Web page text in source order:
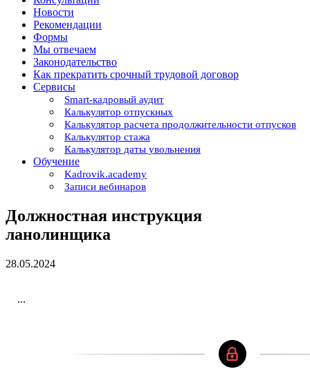
Новости
Рекомендации
Формы
Мы отвечаем
Законодательство
Как прекратить срочный трудовой договор
Сервисы
Smart-кадровый аудит
Калькулятор отпускных
Калькулятор расчета продолжительности отпусков
Калькулятор стажа
Калькулятор даты увольнения
Обучение
Kadrovik.academy
Записи вебинаров
Должностная инструкция
ланолинщика
28.05.2024
...